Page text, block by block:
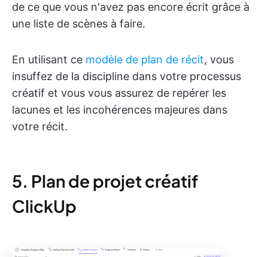
de ce que vous n'avez pas encore écrit grâce à
une liste de scènes à faire.
En utilisant ce modèle de plan de récit, vous
insuffez de la discipline dans votre processus
créatif et vous vous assurez de repérer les
lacunes et les incohérences majeures dans
votre récit.
5. Plan de projet créatif
ClickUp